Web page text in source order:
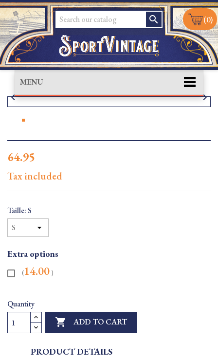
search (0)
MENU
 
64.95
Tax included
Taille: S
Extra options
(14.00 )
Quantity
 ADD TO CART
PRODUCT DETAILS